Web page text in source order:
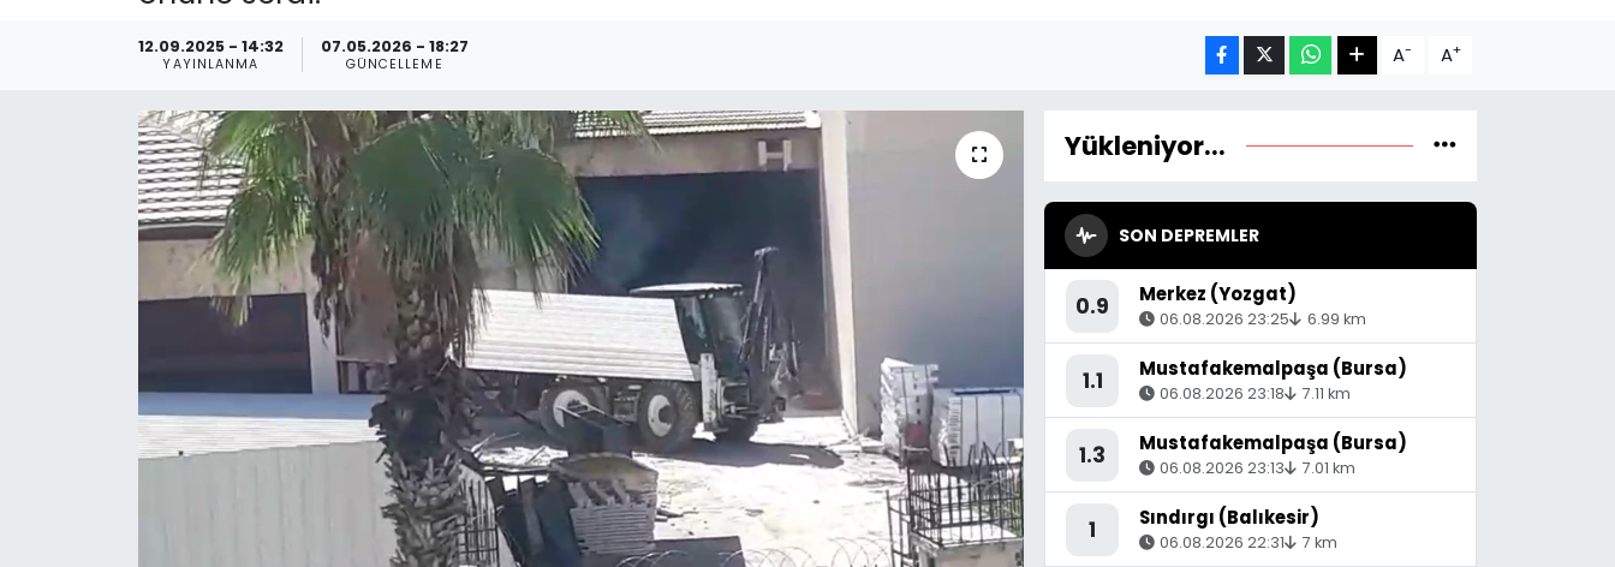
12.09.2025 - 14:32
YAYINLANMA
07.05.2026 - 18:27
GÜNCELLEME A- A+
Yükleniyor...
SON DEPREMLER
0.9 Merkez (Yozgat)
06.08.2026 23:25 6.99 km
1.1 Mustafakemalpaşa (Bursa)
06.08.2026 23:18 7.11 km
1.3 Mustafakemalpaşa (Bursa)
06.08.2026 23:13 7.01 km
1 Sındırgı (Balıkesir)
06.08.2026 22:31 7 km
Teknoloji
Resmi İlanlar
Teknoloji
Yaşam
Gizlilik Sözleşmesi